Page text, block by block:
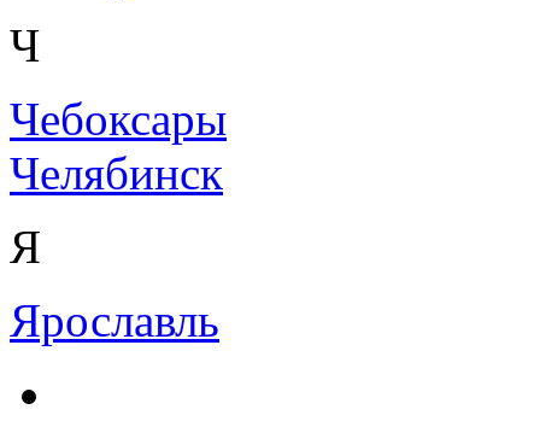
Ч
Чебоксары
Челябинск
Я
Ярославль